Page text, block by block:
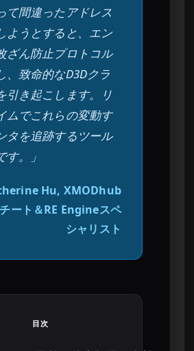
て間違ったアドレス
ようとすると、エン
ざん防止プロトコル
、致命的なD3Dクラ
引き起こします。リ
ムでこれらの変動す
タを追跡するツール
す。」
Hu, XMODhub
ート＆RE Engineスペ
シャリスト
目次